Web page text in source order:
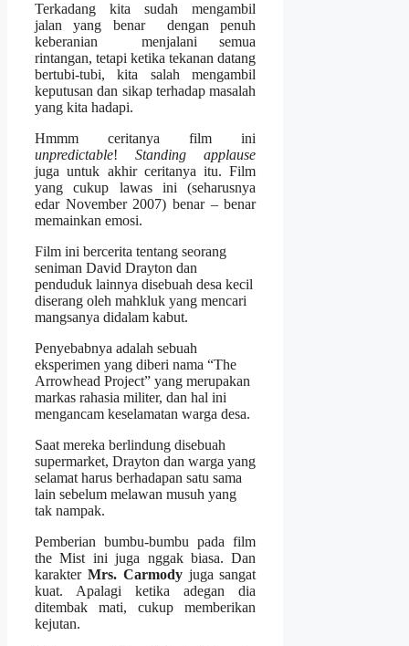
Terkadang kita sudah mengambil
jalan yang benar dengan penuh
keberanian menjalani semua
rintangan, tetapi ketika tekanan datang
bertubi-tubi, kita salah mengambil
keputusan dan sikap terhadap masalah
yang kita hadapi.
Hmmm ceritanya film ini
unpredictable!Standing applause
juga untuk akhir ceritanya itu. Film
yang cukup lawas ini (seharusnya
edar November 2007) benar – benar
memainkan emosi.
Film ini bercerita tentang seorang
seniman David Drayton dan
penduduk lainnya disebuah desa kecil
diserang oleh mahkluk yang mencari
mangsanya didalam kabut.
Penyebabnya adalah sebuah
eksperimen yang diberi nama “The
Arrowhead Project” yang merupakan
markas rahasia militer, dan hal ini
mengancam keselamatan warga desa.
Saat mereka berlindung disebuah
supermarket, Drayton dan warga yang
selamat harus berhadapan satu sama
lain sebelum melawan musuh yang
tak nampak.
Pemberian bumbu-bumbu pada film
the Mist ini juga nggak biasa. Dan
karakter Mrs. Carmodyjuga sangat
kuat. Apalagi ketika adegan dia
ditembak mati, cukup memberikan
kejutan.